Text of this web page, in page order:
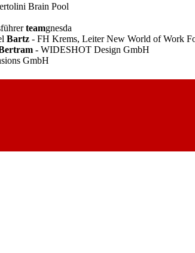
Brain Pool
teamgnesda
Bartz - FH Krems, Leiter New World of Work
- WIDESHOT Design GmbH
GmbH